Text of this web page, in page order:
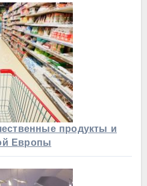
продукты и
Европы